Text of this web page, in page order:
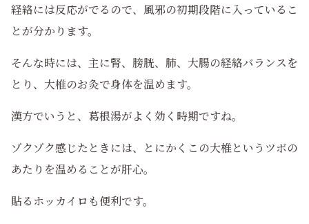
経絡には反応がでるので、風邪の初期段階に入っているこ
とが分かります。
そんな時には、主に腎、膀胱、肺、大腸の経絡バランスを
とり、大椎のお灸で身体を温めます。
漢方でいうと、葛根湯がよく効く時期ですね。
ゾクゾク感じたときには、とにかくこの大椎というツボの
あたりを温めることが肝心。
貼るホッカイロも便利です。